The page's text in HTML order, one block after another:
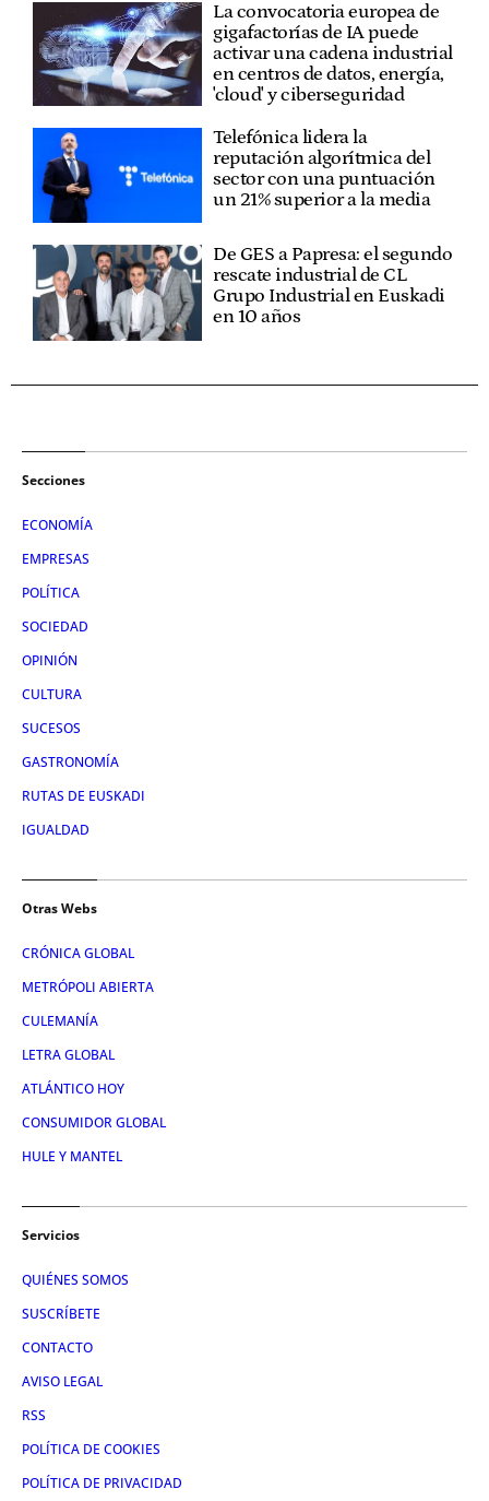
La convocatoria europea de
gigafactorías de IA puede
activar una cadena industrial
en centros de datos, energía,
'cloud' y ciberseguridad
Telefónica lidera la
reputación algorítmica del
sector con una puntuación
un 21% superior a la media
De GES a Papresa: el segundo
rescate industrial de CL
Grupo Industrial en Euskadi
en 10 años
Secciones
ECONOMÍA
EMPRESAS
POLÍTICA
SOCIEDAD
OPINIÓN
CULTURA
SUCESOS
GASTRONOMÍA
RUTAS DE EUSKADI
IGUALDAD
Otras Webs
CRÓNICA GLOBAL
METRÓPOLI ABIERTA
CULEMANÍA
LETRA GLOBAL
ATLÁNTICO HOY
CONSUMIDOR GLOBAL
HULE Y MANTEL
Servicios
QUIÉNES SOMOS
SUSCRÍBETE
CONTACTO
AVISO LEGAL
RSS
POLÍTICA DE COOKIES
POLÍTICA DE PRIVACIDAD